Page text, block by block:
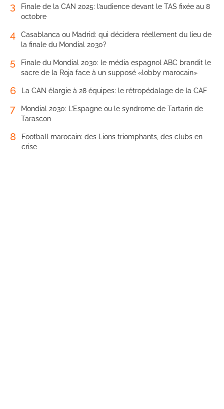
3
Finale de la CAN 2025: l’audience devant le TAS fixée au 8
octobre
4
Casablanca ou Madrid: qui décidera réellement du lieu de
la finale du Mondial 2030?
5
Finale du Mondial 2030: le média espagnol ABC brandit le
sacre de la Roja face à un supposé «lobby marocain»
6 La CAN élargie à 28 équipes: le rétropédalage de la CAF
7
Mondial 2030: L’Espagne ou le syndrome de Tartarin de
Tarascon
8
Football marocain: des Lions triomphants, des clubs en
crise